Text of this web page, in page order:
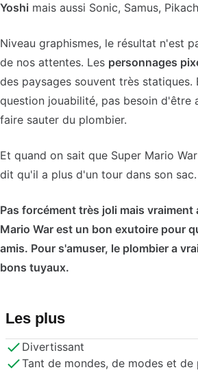
Yoshi mais aussi Sonic, Samus,
Niveau graphismes, le résultat n'est
de nos attentes. Les personnages
des paysages souvent très statiques.
question jouabilité, pas besoin d'être
faire sauter du plombier.
Et quand on sait que Super Mario
dit qu'il a plus d'un tour dans son sac.
Pas forcément très joli mais vraiment
Mario War est un bon exutoire pour
amis. Pour s'amuser, le plombier a
bons tuyaux.
Les plus
Divertissant
Tant de mondes, de modes et de